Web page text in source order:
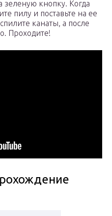
кнопку. Когда
пилу и поставьте на ее
канаты, а после
Проходите!